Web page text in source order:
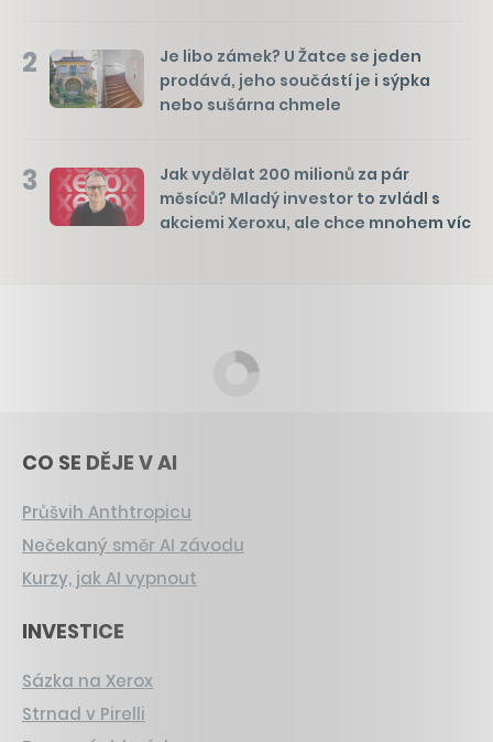
2
Je libo zámek? U Žatce se jeden
prodává, jeho součástí je i sýpka
nebo sušárna chmele
3
Jak vydělat 200 milionů za pár
měsíců? Mladý investor to zvládl s
akciemi Xeroxu, ale chce mnohem víc
CO SE DĚJE V AI
Průšvih Anthtropicu
Nečekaný směr AI závodu
Kurzy, jak AI vypnout
INVESTICE
Sázka na Xerox
Strnad v Pirelli